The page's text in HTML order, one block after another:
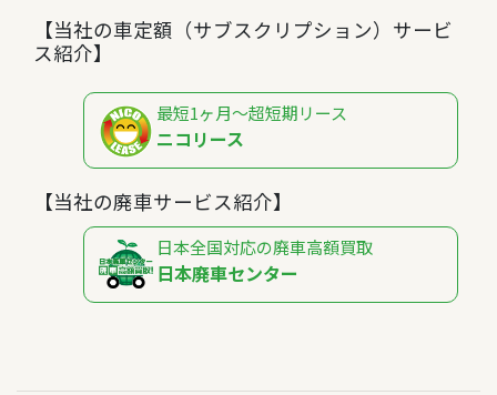
【当社の車定額（サブスクリプション）サービ
ス紹介】
最短1ヶ月～超短期リース
ニコリース
【当社の廃車サービス紹介】
日本全国対応の廃車高額買取
日本廃車センター